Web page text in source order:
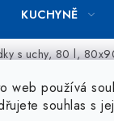
web používá
souhlas s
KUCHYNĚ
s uchy, 80 l,